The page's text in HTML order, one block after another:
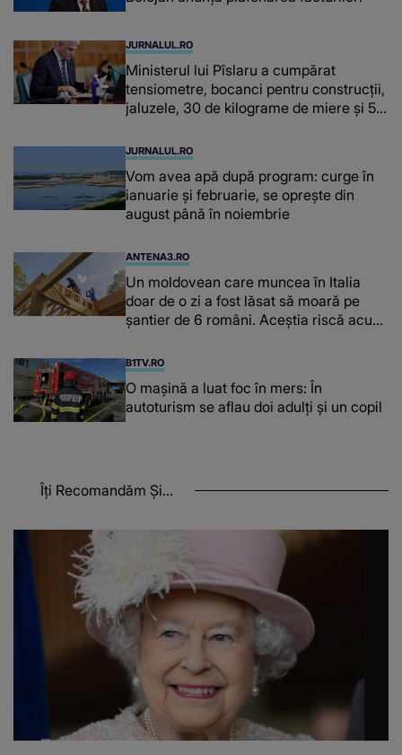
JURNALUL.RO
Ministerul lui Pîslaru a cumpărat
tensiometre, bocanci pentru construcții,
jaluzele, 30 de kilograme de miere și 50
JURNALUL.RO
Vom avea apă după program: curge în
ianuarie și februarie, se oprește din
august până în noiembrie
ANTENA3.RO
Un moldovean care muncea în Italia
doar de o zi a fost lăsat să moară pe
şantier de 6 români. Aceștia riscă acum
B1TV.RO
O maşină a luat foc în mers: În
autoturism se aflau doi adulți și un copil
Îți Recomandăm Și...